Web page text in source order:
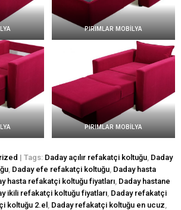
PIRIMLAR MOBİLYA
PIRIMLAR MOBİLYA
| Tags: Daday açılır refakatçi koltuğu Daday
Daday efe refakatçi koltuğu Daday hasta
hasta refakatçi koltuğu fiyatları Daday hastane
ikili refakatçi koltuğu fiyatları Daday refakatçi
koltuğu 2.el Daday refakatçi koltuğu en ucuz